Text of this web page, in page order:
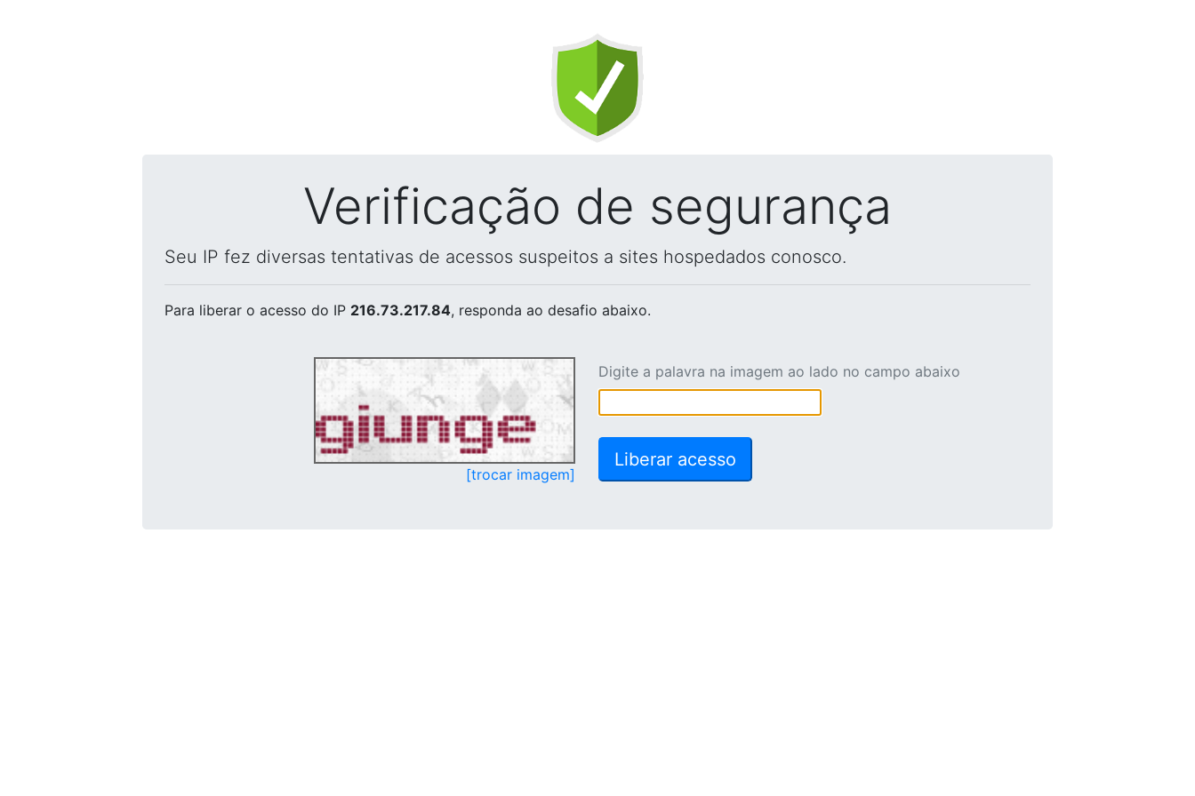
Verificação de segurança
Seu IP fez diversas tentativas de acessos suspeitos a sites hospedados conosco.
Para liberar o acesso do IP 216.73.217.84, responda ao desafio abaixo.
[trocar imagem]
Digite a palavra na imagem ao lado no campo abaixo